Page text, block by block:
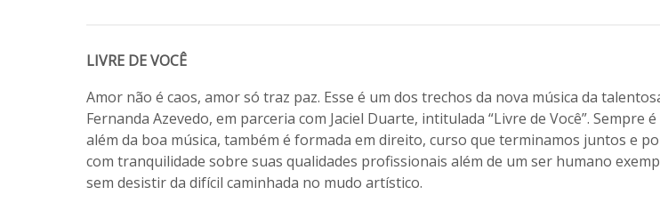
LIVRE DE VOCÊ
Amor não é caos, amor só traz paz. Esse é um dos trechos da nova música da
Fernanda Azevedo, em parceria com Jaciel Duarte, intitulada “Livre de Você”. Sempre
além da boa música, também é formada em direito, curso que terminamos juntos e
com tranquilidade sobre suas qualidades profissionais além de um ser humano
sem desistir da difícil caminhada no mudo artístico.